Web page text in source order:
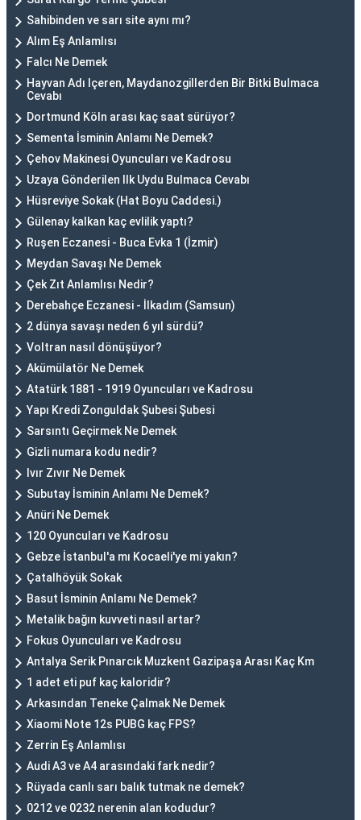
Sahibinden ve sarı site aynı mı?
Alım Eş Anlamlısı
Falcı Ne Demek
Hayvan Adı Içeren, Maydanozgillerden Bir Bitki Bulmaca
Cevabı
Dortmund Köln arası kaç saat sürüyor?
Sementa İsminin Anlamı Ne Demek?
Çehov Makinesi Oyuncuları ve Kadrosu
Uzaya Gönderilen Ilk Uydu Bulmaca Cevabı
Hüsreviye Sokak (Hat Boyu Caddesi.)
Gülenay kalkan kaç evlilik yaptı?
Ruşen Eczanesi - Buca Evka 1 (İzmir)
Meydan Savaşı Ne Demek
Çek Zıt Anlamlısı Nedir?
Derebahçe Eczanesi - İlkadım (Samsun)
2 dünya savaşı neden 6 yıl sürdü?
Voltran nasıl dönüşüyor?
Akümülatör Ne Demek
Atatürk 1881 - 1919 Oyuncuları ve Kadrosu
Yapı Kredi Zonguldak Şubesi Şubesi
Sarsıntı Geçirmek Ne Demek
Gizli numara kodu nedir?
Ivır Zıvır Ne Demek
Subutay İsminin Anlamı Ne Demek?
Anüri Ne Demek
120 Oyuncuları ve Kadrosu
Gebze İstanbul'a mı Kocaeli'ye mi yakın?
Çatalhöyük Sokak
Basut İsminin Anlamı Ne Demek?
Metalik bağın kuvveti nasıl artar?
Fokus Oyuncuları ve Kadrosu
Antalya Serik Pınarcık Muzkent Gazipaşa Arası Kaç Km
1 adet eti puf kaç kaloridir?
Arkasından Teneke Çalmak Ne Demek
Xiaomi Note 12s PUBG kaç FPS?
Zerrin Eş Anlamlısı
Audi A3 ve A4 arasındaki fark nedir?
Rüyada canlı sarı balık tutmak ne demek?
0212 ve 0232 nerenin alan kodudur?